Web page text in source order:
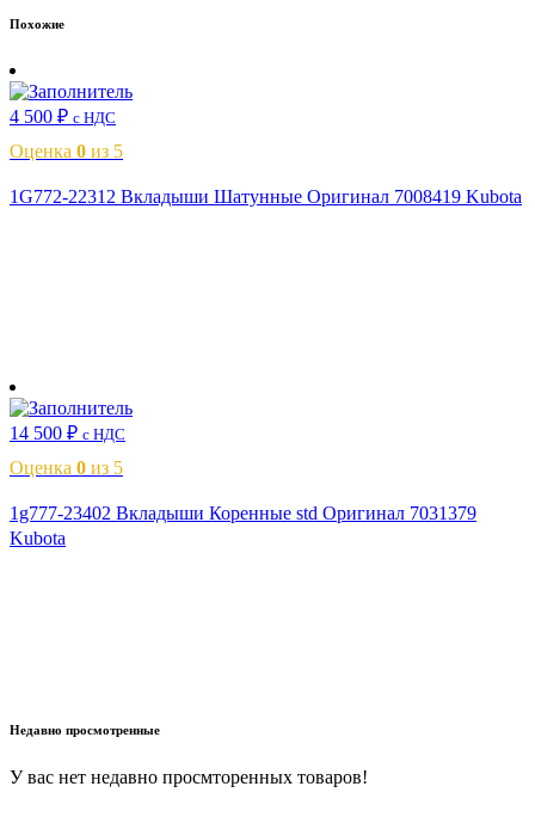
Похожие
4 500 ₽ с НДС
Оценка 0 из 5
1G772-22312 Вкладыши Шатунные Оригинал 7008419 Kubota
14 500 ₽ с НДС
Оценка 0 из 5
1g777-23402 Вкладыши Коренные std Оригинал 7031379
Kubota
Недавно просмотренные
У вас нет недавно просмторенных товаров!